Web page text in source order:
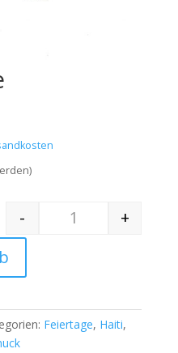
Quantity
-
+
Feiertage, Haiti,